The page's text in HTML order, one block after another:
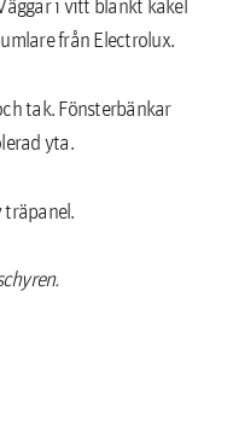
från Electrolux.
tak. Fönsterbänkar
yta.
träpanel.